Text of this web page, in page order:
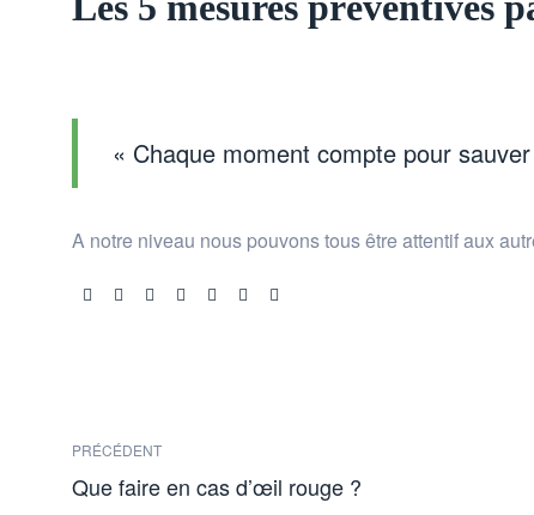
« Chaque moment compte pour
A notre niveau nous pouvons tous être attentif aux
Share:
PRÉCÉDENT
Que faire en cas d’œil rouge ?